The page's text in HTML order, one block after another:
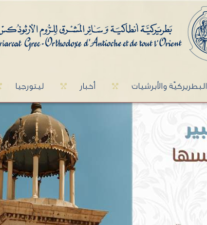
ليتورجيا أخبار البطريركيّة والأبرشيات